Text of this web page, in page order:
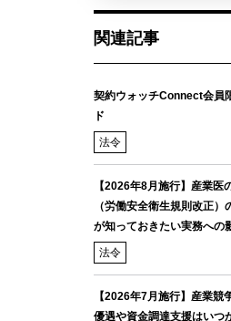
関連記事
契約ウォッチConnect会員
ド
法令
【2026年8月施行】産業医
（労働安全衛生規則改正
が知っておきたい実務への
法令
【2026年7月施行】産業競
優遇や資金調達支援はいつ